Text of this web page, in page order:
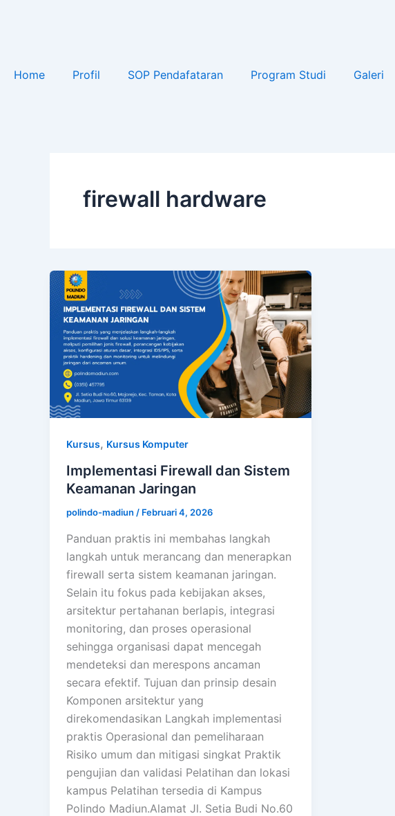
Home Profil SOP Pendafataran Program Studi Galeri
firewall hardware
Kursus, Kursus Komputer
Implementasi Firewall dan Sistem
Keamanan Jaringan
polindo-madiun / Februari 4, 2026
Panduan praktis ini membahas langkah
langkah untuk merancang dan menerapkan
firewall serta sistem keamanan jaringan.
Selain itu fokus pada kebijakan akses,
arsitektur pertahanan berlapis, integrasi
monitoring, dan proses operasional
sehingga organisasi dapat mencegah
mendeteksi dan merespons ancaman
secara efektif. Tujuan dan prinsip desain
Komponen arsitektur yang
direkomendasikan Langkah implementasi
praktis Operasional dan pemeliharaan
Risiko umum dan mitigasi singkat Praktik
pengujian dan validasi Pelatihan dan lokasi
kampus Pelatihan tersedia di Kampus
Polindo Madiun.Alamat Jl. Setia Budi No.60